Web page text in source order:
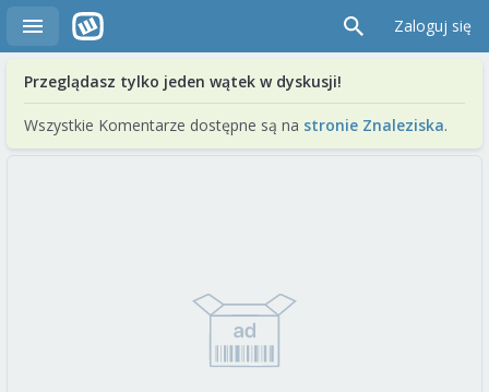
Zaloguj się
Przeglądasz tylko jeden wątek w dyskusji!
Wszystkie Komentarze dostępne są na stronie Znaleziska.